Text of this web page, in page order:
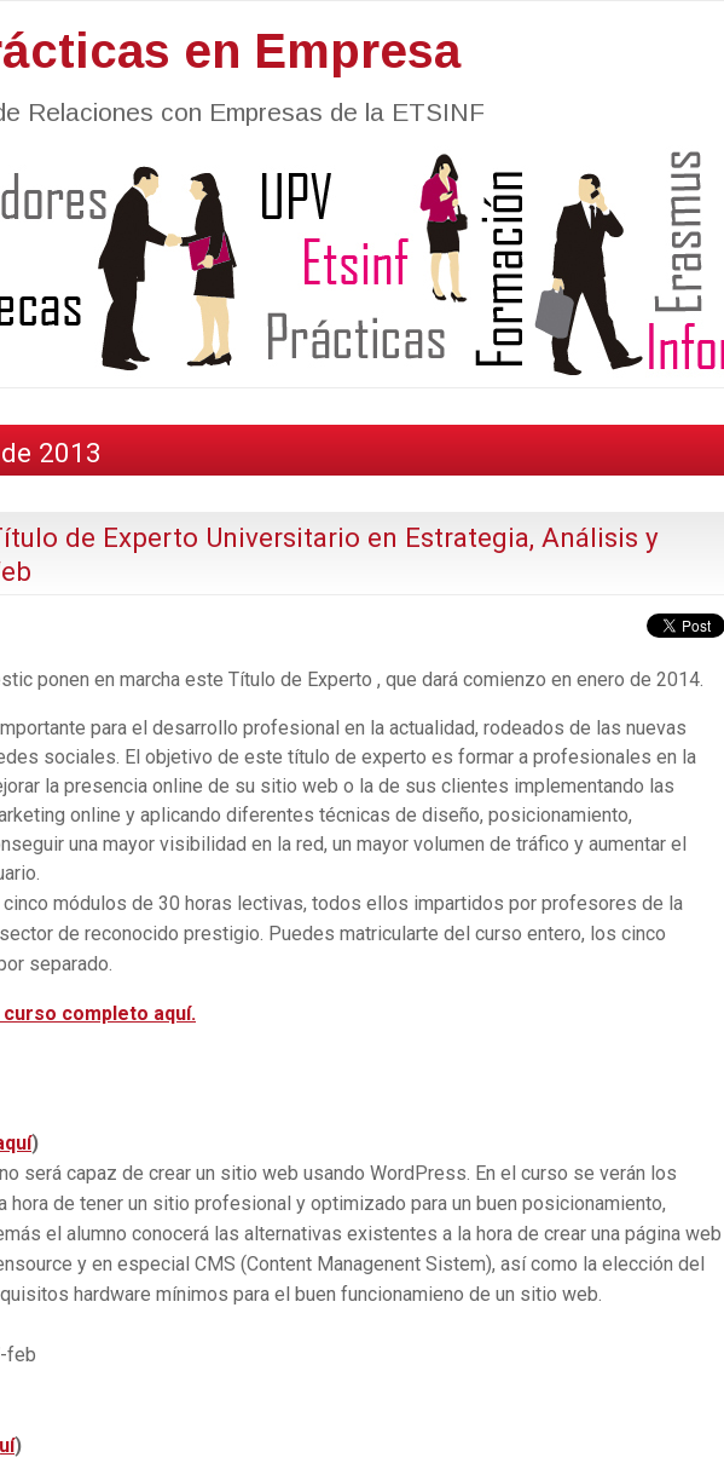
en Empresa
Relaciones con Empresas de la ETSINF
2013
de Experto Universitario en Estrategia, Análisis y
ponen en marcha este Título de Experto , que dará comienzo en enero de 2014.
para el desarrollo profesional en la actualidad, rodeados de las nuevas
sociales. El objetivo de este título de experto es formar a profesionales en la
la presencia online de su sitio web o la de sus clientes implementando las
online y aplicando diferentes técnicas de diseño, posicionamiento,
una mayor visibilidad en la red, un mayor volumen de tráfico y aumentar el
módulos de 30 horas lectivas, todos ellos impartidos por profesores de la
de reconocido prestigio. Puedes matricularte del curso entero, los cinco
separado.
completo aquí.
)
será capaz de crear un sitio web usando WordPress. En el curso se verán los
de tener un sitio profesional y optimizado para un buen posicionamiento,
el alumno conocerá las alternativas existentes a la hora de crear una página web
y en especial CMS (Content Managenent Sistem), así como la elección del
hardware mínimos para el buen funcionamieno de un sitio web.
feb
)